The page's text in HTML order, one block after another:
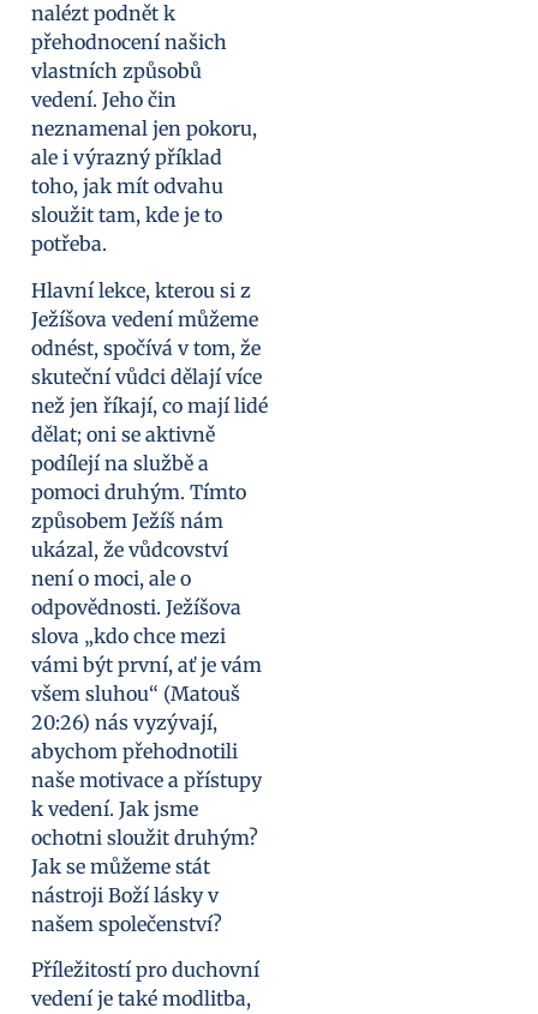
nalézt podnět k
přehodnocení našich
vlastních způsobů
vedení. Jeho čin
neznamenal jen pokoru,
ale i výrazný příklad
toho, jak mít odvahu
sloužit tam, kde je to
potřeba.
Hlavní lekce, kterou si z
Ježíšova vedení můžeme
odnést, spočívá v tom, že
skuteční vůdci dělají více
než jen říkají, co mají lidé
dělat; oni se aktivně
podílejí na službě a
pomoci druhým. Tímto
způsobem Ježíš nám
ukázal, že vůdcovství
není o moci, ale o
odpovědnosti. Ježíšova
slova „kdo chce mezi
vámi být první, ať je vám
všem sluhou“ (Matouš
20:26) nás vyzývají,
abychom přehodnotili
naše motivace a přístupy
k vedení. Jak jsme
ochotni sloužit druhým?
Jak se můžeme stát
nástroji Boží lásky v
našem společenství?
Příležitostí pro duchovní
vedení je také modlitba,